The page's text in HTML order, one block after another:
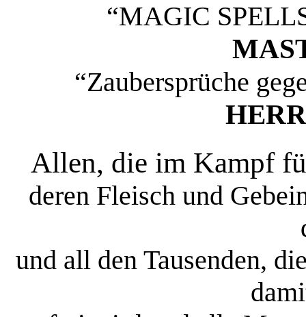
“MAGIC
“Zaubersprüche
Allen, die im Kampf
deren Fleisch und
und all den Tausenden,